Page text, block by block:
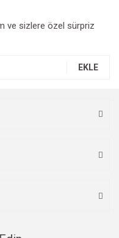
ve sizlere özel sürpriz
EKLE